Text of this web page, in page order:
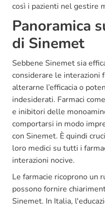
così i pazienti nel gestire
Panoramica
di Sinemet
Sebbene Sinemet sia
considerare le interazioni
alterarne l’efficacia o
indesiderati. Farmaci
e inibitori delle
comportarsi in modo
con Sinemet. È quindi
loro medici su tutti i
interazioni nocive.
Le farmacie ricoprono un
possono fornire
Sinemet. In Italia,